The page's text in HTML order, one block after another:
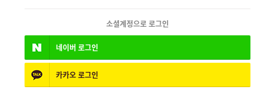
소셜계정으로 로그인
네이버 로그인
카카오로그인